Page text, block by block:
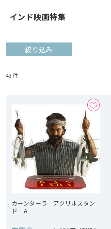
インド映画特集
絞り込み
43件
カーンターラ アクリルスタン
ド A